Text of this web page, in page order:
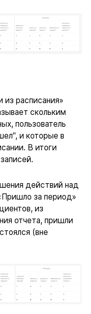
расписания»
скольким
пользователь
и которые в
В итоги
действий над
за период»
из
отчета, пришли
(вне